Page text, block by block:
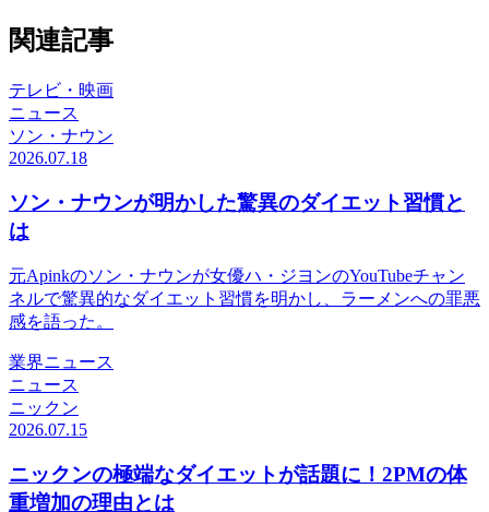
関連記事
テレビ・映画
ニュース
ソン・ナウン
2026.07.18
ソン・ナウンが明かした驚異のダイエット習慣と
は
元Apinkのソン・ナウンが女優ハ・ジヨンのYouTubeチャン
ネルで驚異的なダイエット習慣を明かし、ラーメンへの罪悪
感を語った。
業界ニュース
ニュース
ニックン
2026.07.15
ニックンの極端なダイエットが話題に！2PMの体
重増加の理由とは